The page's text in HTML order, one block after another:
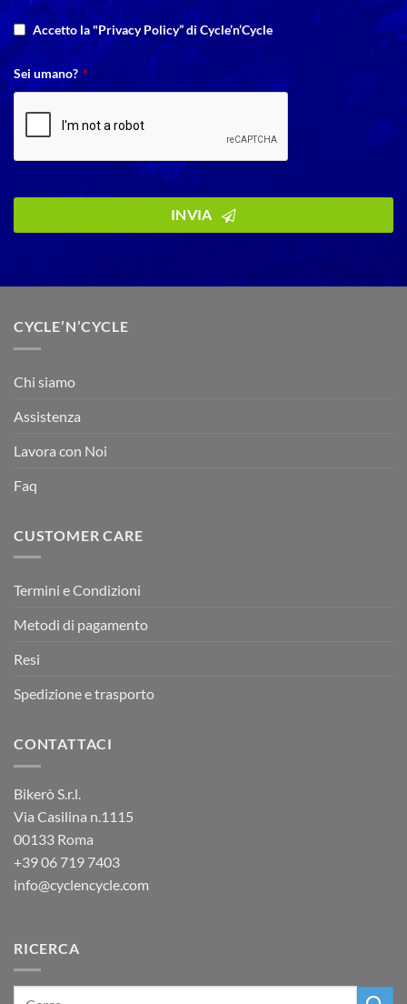
Accetto la "Privacy Policy” di Cycle’n’Cycle
Sei umano? *
INVIA
CYCLE’N’CYCLE
Chi siamo
Assistenza
Lavora con Noi
Faq
CUSTOMER CARE
Termini e Condizioni
Metodi di pagamento
Resi
Spedizione e trasporto
CONTATTACI
Bikerò S.r.l.
Via Casilina n.1115
00133 Roma
+3906 719 7403
info@cyclencycle.com
RICERCA